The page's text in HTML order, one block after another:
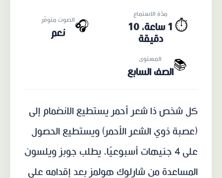
⏱️
مدّة الاستماع
1 ساعة، 10
دقيقة
🎧الصوت متوفّر
نعم
📚 المستوى
الصف السابع
كل شخص ذا شعر أحمر يستطيع الانضمام إلى
(عصبة ذوي الشعر الأحمر) ويستطيع الحصول
على 4 جنيهات أسبوعيًا، يطلب جوبز ويلسون
المساعدة من شارلوك هولمز بعد إقدامه على